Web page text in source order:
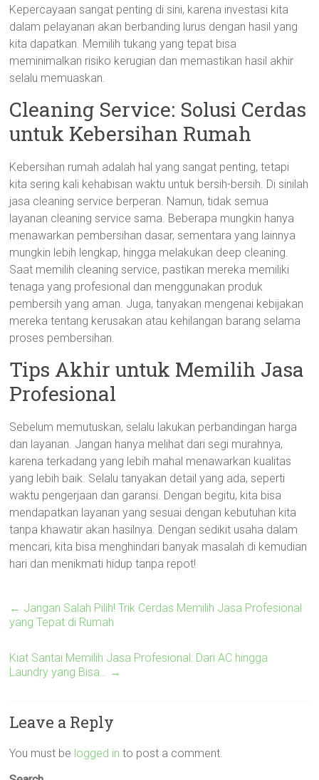
Kepercayaan sangat penting di sini, karena investasi kita
dalam pelayanan akan berbanding lurus dengan hasil yang
kita dapatkan. Memilih tukang yang tepat bisa
meminimalkan risiko kerugian dan memastikan hasil akhir
selalu memuaskan.
Cleaning Service: Solusi Cerdas
untuk Kebersihan Rumah
Kebersihan rumah adalah hal yang sangat penting, tetapi
kita sering kali kehabisan waktu untuk bersih-bersih. Di sinilah
jasa cleaning service berperan. Namun, tidak semua
layanan cleaning service sama. Beberapa mungkin hanya
menawarkan pembersihan dasar, sementara yang lainnya
mungkin lebih lengkap, hingga melakukan deep cleaning.
Saat memilih cleaning service, pastikan mereka memiliki
tenaga yang profesional dan menggunakan produk
pembersih yang aman. Juga, tanyakan mengenai kebijakan
mereka tentang kerusakan atau kehilangan barang selama
proses pembersihan.
Tips Akhir untuk Memilih Jasa
Profesional
Sebelum memutuskan, selalu lakukan perbandingan harga
dan layanan. Jangan hanya melihat dari segi murahnya,
karena terkadang yang lebih mahal menawarkan kualitas
yang lebih baik. Selalu tanyakan detail yang ada, seperti
waktu pengerjaan dan garansi. Dengan begitu, kita bisa
mendapatkan layanan yang sesuai dengan kebutuhan kita
tanpa khawatir akan hasilnya. Dengan sedikit usaha dalam
mencari, kita bisa menghindari banyak masalah di kemudian
hari dan menikmati hidup tanpa repot!
← Jangan Salah Pilih! Trik Cerdas Memilih Jasa Profesional
yang Tepat di Rumah
Kiat Santai Memilih Jasa Profesional: Dari AC hingga
Laundry yang Bisa… →
Leave a Reply
You must be logged in to post a comment.